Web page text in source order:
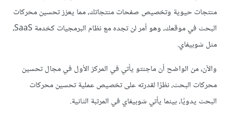
منتجات حيوية وتخصيص صفحات منتجاتك، مما يعزز تحسين محركات
البحث في موقعك، وهو أمر لن تجده مع نظام البرمجيات كخدمة SaaS،
مثل شوبيفاي.
والآن، من الواضح أن ماجنتو يأتي في المركز الأول في مجال تحسين
محركات البحث، نظرًا لقدرته على تخصيص عملية تحسين محركات
البحث يدويًا، بينما يأتي شوبيفاي في المرتبة الثانية.